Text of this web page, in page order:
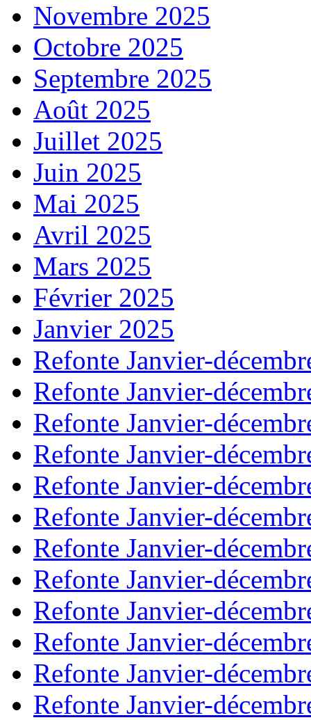
Novembre 2025
Octobre 2025
Septembre 2025
Août 2025
Juillet 2025
Juin 2025
Mai 2025
Avril 2025
Mars 2025
Février 2025
Janvier 2025
Refonte Janvier-
Refonte Janvier-
Refonte Janvier-
Refonte Janvier-
Refonte Janvier-
Refonte Janvier-
Refonte Janvier-
Refonte Janvier-
Refonte Janvier-
Refonte Janvier-
Refonte Janvier-
Refonte Janvier-